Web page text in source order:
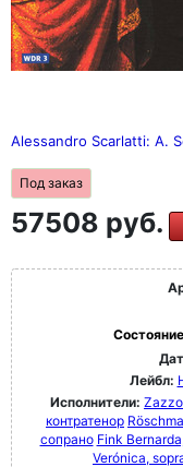
Alessandro Scarlatti: A.
Под заказ
57508 руб.
Лейбл:
Исполнители:
контратенор
сопрано Fink
Verónica,